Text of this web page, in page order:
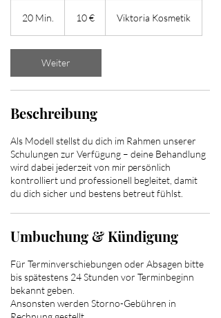
20 Min.
n
10 € Viktoria Kosmetik
Weiter
Beschreibung
Als Modell stellst du dich im Rahmen unserer
Schulungen zur Verfügung – deine Behandlung
wird dabei jederzeit von mir persönlich
kontrolliert und professionell begleitet, damit
du dich sicher und bestens betreut fühlst.
Umbuchung & Kündigung
Für Terminverschiebungen oder Absagen bitte
bis spätestens 24 Stunden vor Terminbeginn
bekannt geben.
Ansonsten werden Storno-Gebühren in